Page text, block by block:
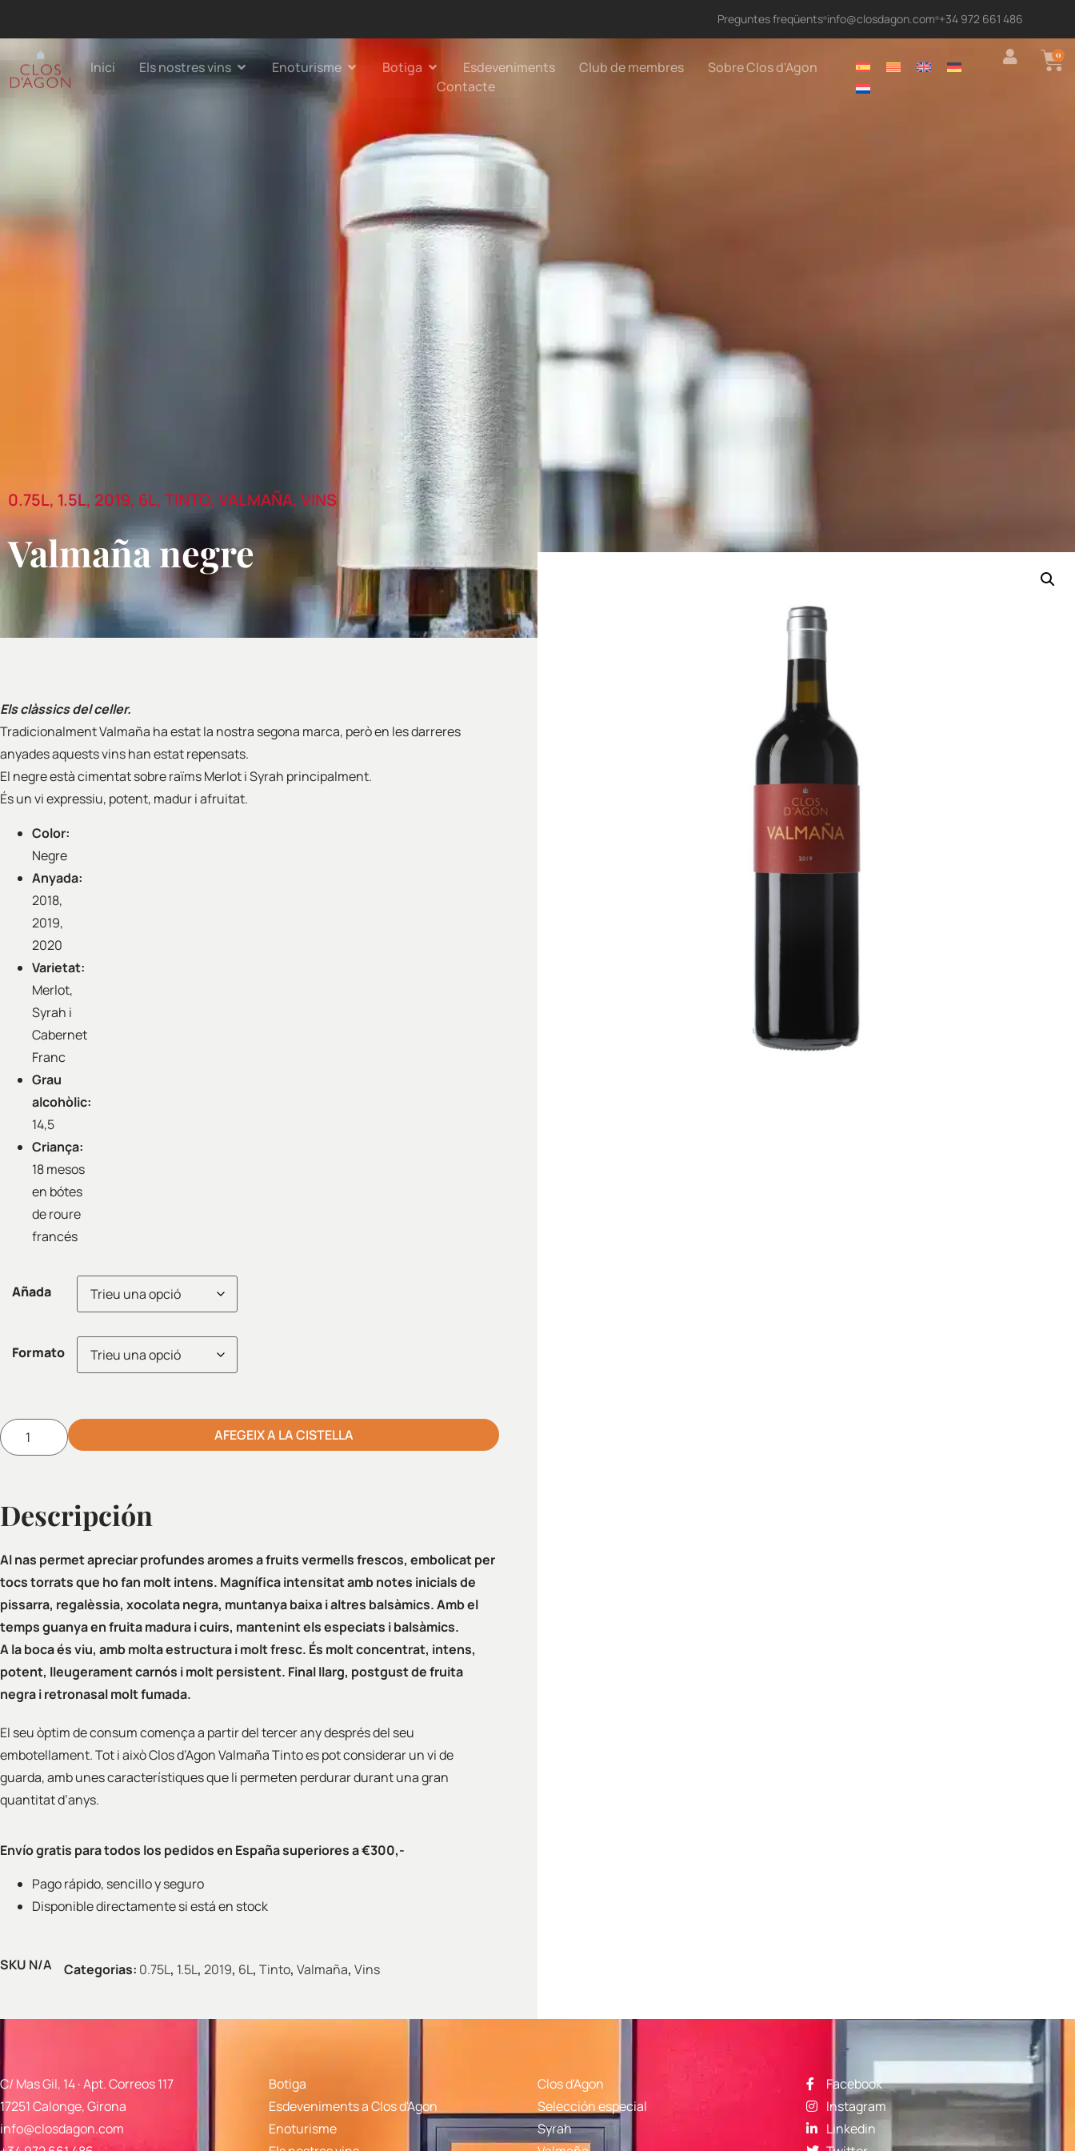
Preguntes freqüents info@closdagon.com +34 972 661 486
Inici Els nostres vins Enoturisme Botiga Esdeveniments Club de membres
Sobre Clos d'Agon
Contacte
0
0.75L, 1.5L, 2019, 6L, TINTO, VALMAÑA, VINS
Valmaña negre
Els clàssics del celler.
Tradicionalment Valmaña ha estat la nostra segona marca, però en les darreres
anyades aquests vins han estat repensats.
El negre està cimentat sobre raïms Merlot i Syrah principalment.
És un vi expressiu, potent, madur i afruitat.
Color:
Negre
Anyada:
2018,
2019,
2020
Varietat:
Merlot,
Syrah i
Cabernet
Franc
Grau
alcohòlic:
14,5
Criança:
18 mesos
en bótes
de roure
francés
Añada
Formato
AFEGEIX A LA CISTELLA
Descripción
Al nas permet apreciar profundes aromes a fruits vermells frescos, embolicat per
tocs torrats que ho fan molt intens. Magnífica intensitat amb notes inicials de
pissarra, regalèssia, xocolata negra, muntanya baixa i altres balsàmics.Amb el
temps guanya en fruita madura i cuirs, mantenint els especiats i balsàmics.
A la boca és viu, amb molta estructura i molt fresc. És molt concentrat, intens,
potent, lleugerament carnós i molt persistent. Final llarg, postgust de fruita
negra i retronasal molt fumada.
El seu òptim de consum comença a partir del tercer any després del seu
embotellament. Tot i això Clos d’Agon Valmaña Tinto es pot considerar un vi de
guarda, amb unes característiques que li permeten perdurar durant una gran
quantitat d’anys.
Envío gratis para todos los pedidos en España superiores a €300,-
Pago rápido, sencillo y seguro
Disponible directamente si está en stock
SKU N/A Categorias: 0.75L, 1.5L, 2019, 6L, Tinto, Valmaña, Vins
C/ Mas Gil, 14 · Apt. Correos 117
17251 Calonge, Girona
info@closdagon.com
Botiga
Esdeveniments a Clos d'Agon
Enoturisme
Clos d'Agon
Selección especial
Syrah
Facebook
Instagram
Linkedin